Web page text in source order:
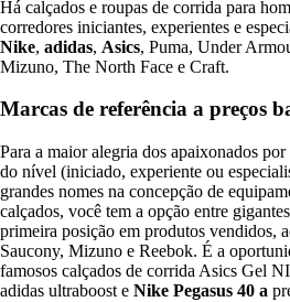
Há calçados e roupas de corrida para
corredores iniciantes, experientes e
Nike, adidas, Asics, Puma, Under
Mizuno, The North Face e Craft.
Marcas de referência a preços
Para a maior alegria dos apaixonados
do nível (iniciado, experiente ou
grandes nomes na concepção de
calçados, você tem a opção entre
primeira posição em produtos vendidos,
Saucony, Mizuno e Reebok. É a
famosos calçados de corrida Asics Gel
adidas ultraboost e Nike Pegasus 40 a